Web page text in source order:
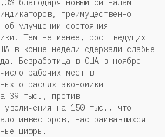
благодаря новым сигналам
преимущественно
об улучшении состояния
Тем не менее, рост ведущих
в конце недели сдержали слабые
Безработица в США в ноябре
рабочих мест в
отраслях экономики
39 тыс., против
увеличения на 150 тыс., что
инвесторов, настраивавшихся
цифры.